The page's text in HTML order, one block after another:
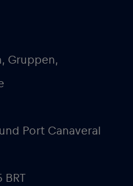
Gruppen,
Port Canaveral
BRT